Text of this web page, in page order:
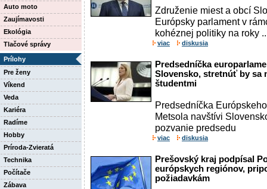
Auto moto
Zaujímavosti
Ekológia
Tlačové správy
Prílohy
Pre ženy
Víkend
Veda
Kariéra
Radíme
Hobby
Príroda-Zvieratá
Technika
Počítače
Zábava
Združenie miest a obcí
Európsky parlament v
kohéznej politiky na roky
viac diskusia
Predsedníčka
Slovensko, stretnúť by sa
študentmi
Predsedníčka
Metsola navštívi
pozvanie predsedu
viac diskusia
Prešovský kraj podpísal
európskych regiónov,
požiadavkám